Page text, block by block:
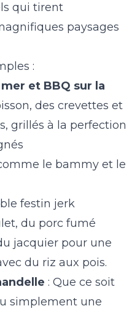
qui tirent
paysages
:
et BBQ sur la
des crevettes et
grillés à la perfection
le bammy et le
festin jerk
du porc fumé
jacquier pour une
du riz aux pois.
: Que ce soit
simplement une